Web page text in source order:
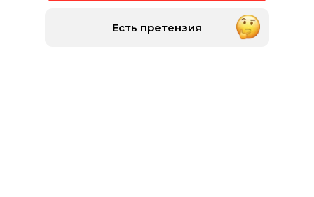
Есть претензия